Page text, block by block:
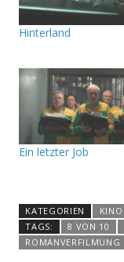
Hinterland
Ein letzter Job
KATEGORIEN
KINO
TAGS:
8 VON 10
ROMANVERFILMUNG